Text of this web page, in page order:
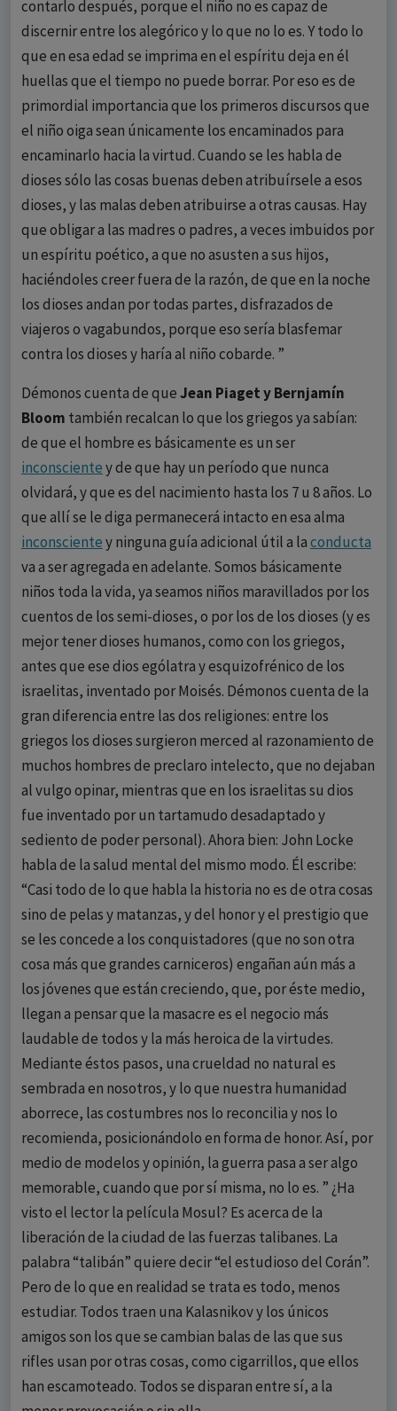
contarlo después, porque el niño no es capaz de
discernir entre los alegórico y lo que no lo es. Y todo lo
que en esa edad se imprima en el espíritu deja en él
huellas que el tiempo no puede borrar. Por eso es de
primordial importancia que los primeros discursos que
el niño oiga sean únicamente los encaminados para
encaminarlo hacia la virtud. Cuando se les habla de
dioses sólo las cosas buenas deben atribuírsele a esos
dioses, y las malas deben atribuirse a otras causas. Hay
que obligar a las madres o padres, a veces imbuidos por
un espíritu poético, a que no asusten a sus hijos,
haciéndoles creer fuera de la razón, de que en la noche
los dioses andan por todas partes, disfrazados de
viajeros o vagabundos, porque eso sería blasfemar
contra los dioses y haría al niño cobarde. ”
Démonos cuenta de queJean Piaget y Bernjamín
Bloom también recalcan lo que los griegos ya sabían:
de que el hombre es básicamente es un ser
inconscientey de que hay un período que nunca
olvidará, y que es del nacimiento hasta los 7 u 8 años. Lo
que allí se le diga permanecerá intacto en esa alma
inconscientey ninguna guía adicional útil a laconducta
va a ser agregada en adelante. Somos básicamente
niños toda la vida, ya seamos niños maravillados por los
cuentos de los semi-dioses, o por los de los dioses (y es
mejor tener dioses humanos, como con los griegos,
antes que ese dios ególatra y esquizofrénico de los
israelitas, inventado por Moisés. Démonos cuenta de la
gran diferencia entre las dos religiones: entre los
griegos los dioses surgieron merced al razonamiento de
muchos hombres de preclaro intelecto, que no dejaban
al vulgo opinar, mientras que en los israelitas su dios
fue inventado por un tartamudo desadaptado y
sediento de poder personal). Ahora bien: John Locke
habla de la salud mental del mismo modo. Él escribe:
“Casi todo de lo que habla la historia no es de otra cosas
sino de pelas y matanzas, y del honor y el prestigio que
se les concede a los conquistadores (que no son otra
cosa más que grandes carniceros) engañan aún más a
los jóvenes que están creciendo, que, por éste medio,
llegan a pensar que la masacre es el negocio más
laudable de todos y la más heroica de la virtudes.
Mediante éstos pasos, una crueldad no natural es
sembrada en nosotros, y lo que nuestra humanidad
aborrece, las costumbres nos lo reconcilia y nos lo
recomienda, posicionándolo en forma de honor. Así, por
medio de modelos y opinión, la guerra pasa a ser algo
memorable, cuando que por sí misma, no lo es. ” ¿Ha
visto el lector la película Mosul? Es acerca de la
liberación de la ciudad de las fuerzas talibanes. La
palabra “talibán” quiere decir “el estudioso del Corán”.
Pero de lo que en realidad se trata es todo, menos
estudiar. Todos traen una Kalasnikov y los únicos
amigos son los que se cambian balas de las que sus
rifles usan por otras cosas, como cigarrillos, que ellos
han escamoteado. Todos se disparan entre sí, a la